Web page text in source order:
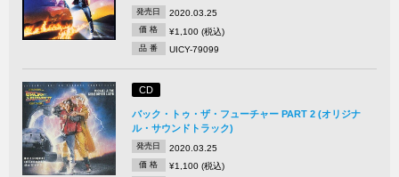
発売日 2020.03.25
価 格 ¥1,100 (税込)
品 番 UICY-79099
CD
バック・トゥ・ザ・フューチャー PART 2 (オリジナ
ル・サウンドトラック)
発売日 2020.03.25
価 格 ¥1,100 (税込)